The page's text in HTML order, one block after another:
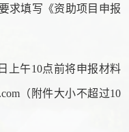
求填写《资助项目申报
上午10点前将申报材料
（附件大小不超过10